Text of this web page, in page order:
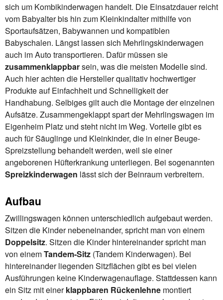
sich um Kombikinderwagen handelt. Die Einsatzdauer reicht
vom Babyalter bis hin zum Kleinkindalter mithilfe von
Sportaufsätzen, Babywannen und kompatiblen
Babyschalen. Längst lassen sich Mehrlingskinderwagen
auch im Auto transportieren. Dafür müssen sie
zusammenklappbarsein, was die meisten Modelle sind.
Auch hier achten die Hersteller qualitativ hochwertiger
Produkte auf Einfachheit und Schnelligkeit der
Handhabung. Selbiges gilt auch die Montage der einzelnen
Aufsätze. Zusammengeklappt spart der Mehrlingswagen im
Eigenheim Platz und steht nicht im Weg. Vorteile gibt es
auch für Säuglinge und Kleinkinder, die in einer Beuge-
Spreizstellung behandelt werden, weil sie einer
angeborenen Hüfterkrankung unterliegen. Bei sogenannten
Spreizkinderwagen lässt sich der Beinraum verbreitern.
Aufbau
Zwillingswagen können unterschiedlich aufgebaut werden.
Sitzen die Kinder nebeneinander, spricht man von einem
Doppelsitz. Sitzen die Kinder hintereinander spricht man
von einemTandem-Sitz (Tandem Kinderwagen). Bei
hintereinander liegenden Sitzflächen gibt es bei vielen
Ausführungen keine Kinderwagenauflage. Stattdessen kann
ein Sitz mit einerklappbaren Rückenlehne montiert